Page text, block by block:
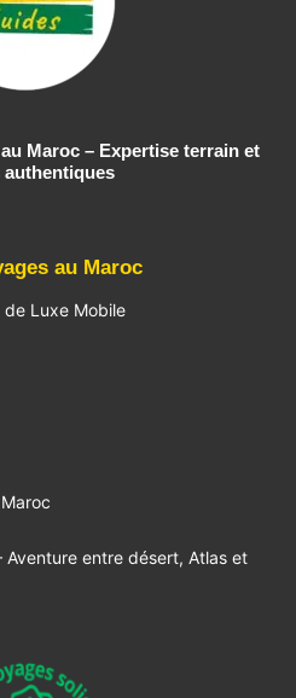
Maroc – Expertise terrain et
au Maroc
de Luxe Mobile
entre désert, Atlas et